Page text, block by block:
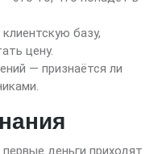
базу,
цену.
— признаётся ли
деньги приходят